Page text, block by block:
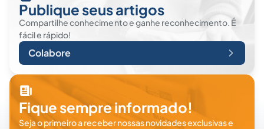
Publique seus artigos
Compartilhe conhecimento e ganhe reconhecimento. É
fácil e rápido!
Colabore
Fique sempre informado!
Seja o primeiro a receber nossas novidades exclusivas e